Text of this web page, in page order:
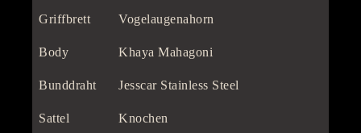
Griffbrett Vogelaugenahorn
Body Khaya Mahagoni
Bunddraht Jesscar Stainless Steel
Sattel Knochen